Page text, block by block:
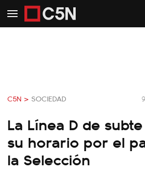
C5N > SOCIEDAD
La Línea D de
su horario por el
la Selección